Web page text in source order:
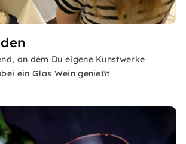
an dem Du eigene Kunstwerke
ein Glas Wein genießt